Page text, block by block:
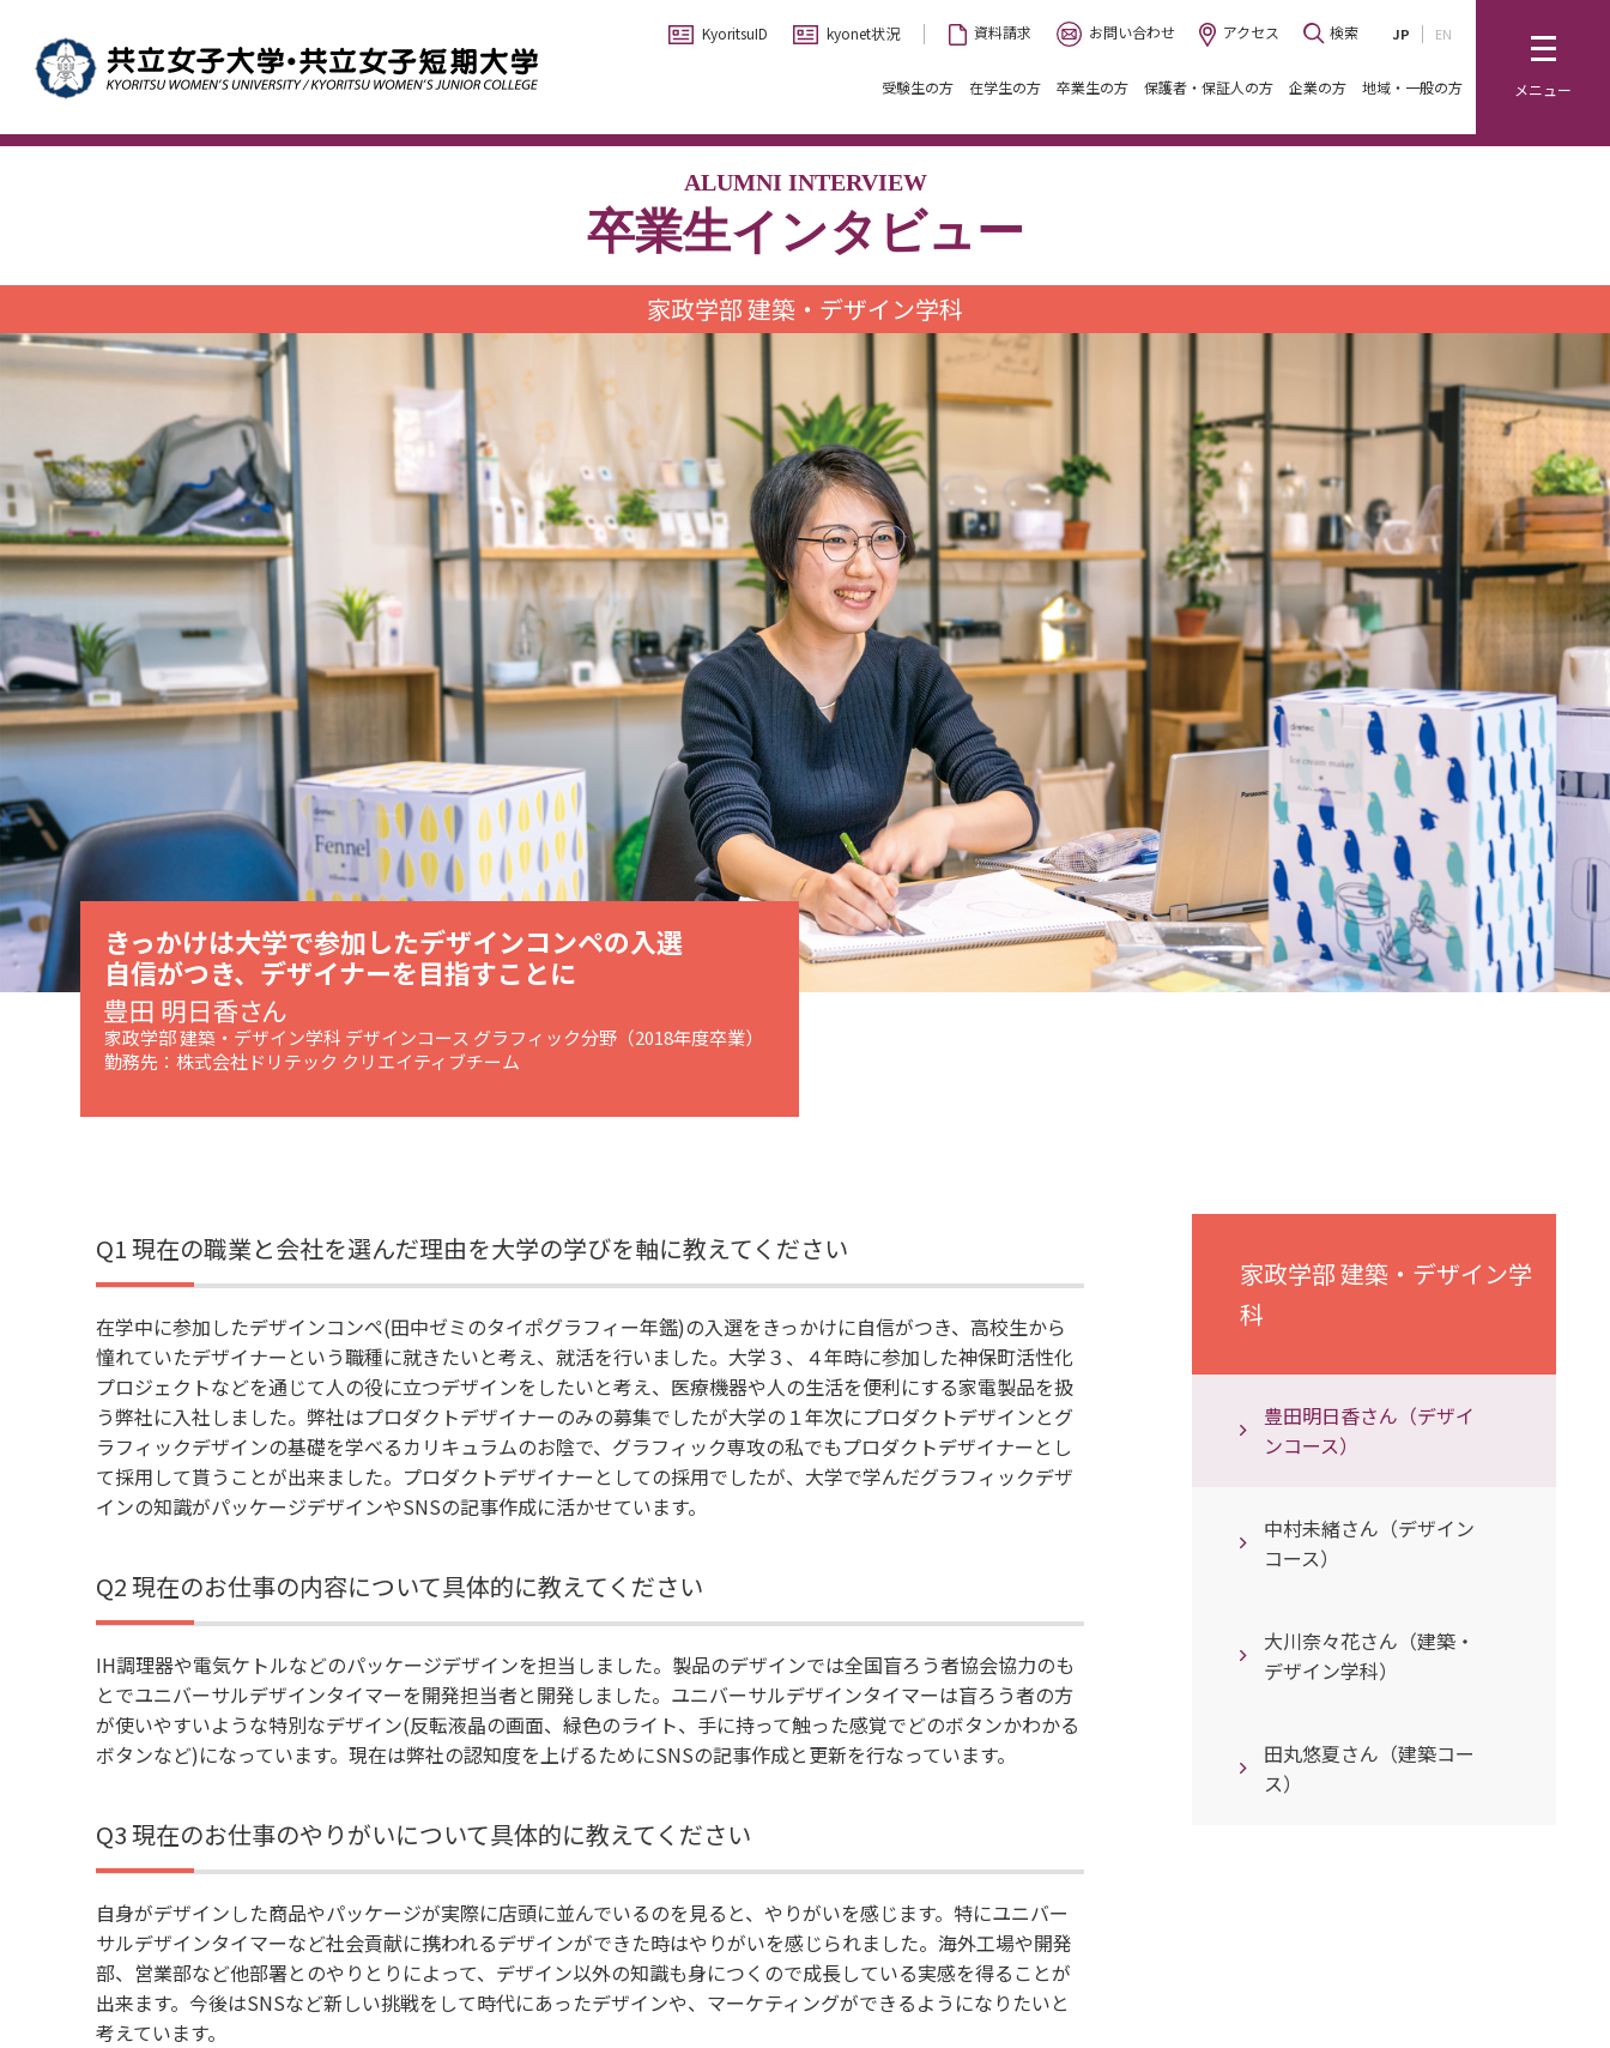
メニュー
検索 JP EN
KyoritsuID kyonet状況 資料請求 お問い合わせ アクセス
受験生の方 在学生の方 卒業生の方 保護者・保証人の方 企業の方 地域・一般の方
ALUMNI INTERVIEW
卒業生インタビュー
家政学部 建築・デザイン学科
きっかけは大学で参加したデザインコンペの入選
自信がつき、デザイナーを目指すことに
家政学部 建築・デザイン学科 デザインコース グラフィック分野（2018年度卒業）
勤務先：株式会社ドリテック クリエイティブチーム
Q1 現在の職業と会社を選んだ理由を大学の学びを軸に教えてください
在学中に参加したデザインコンペ(田中ゼミのタイポグラフィー年鑑)の入選をきっかけに自信がつき、高校生から
憧れていたデザイナーという職種に就きたいと考え、就活を行いました。大学３、４年時に参加した神保町活性化
プロジェクトなどを通じて人の役に立つデザインをしたいと考え、医療機器や人の生活を便利にする家電製品を扱
う弊社に入社しました。弊社はプロダクトデザイナーのみの募集でしたが大学の１年次にプロダクトデザインとグ
ラフィックデザインの基礎を学べるカリキュラムのお陰で、グラフィック専攻の私でもプロダクトデザイナーとし
て採用して貰うことが出来ました。プロダクトデザイナーとしての採用でしたが、大学で学んだグラフィックデザ
インの知識がパッケージデザインやSNSの記事作成に活かせています。
Q2 現在のお仕事の内容について具体的に教えてください
IH調理器や電気ケトルなどのパッケージデザインを担当しました。製品のデザインでは全国盲ろう者協会協力のも
とでユニバーサルデザインタイマーを開発担当者と開発しました。ユニバーサルデザインタイマーは盲ろう者の方
が使いやすいような特別なデザイン(反転液晶の画面、緑色のライト、手に持って触った感覚でどのボタンかわかる
ボタンなど)になっています。現在は弊社の認知度を上げるためにSNSの記事作成と更新を行なっています。
Q3 現在のお仕事のやりがいについて具体的に教えてください
自身がデザインした商品やパッケージが実際に店頭に並んでいるのを見ると、やりがいを感じます。特にユニバー
サルデザインタイマーなど社会貢献に携われるデザインができた時はやりがいを感じられました。海外工場や開発
部、営業部など他部署とのやりとりによって、デザイン以外の知識も身につくので成長している実感を得ることが
出来ます。今後はSNSなど新しい挑戦をして時代にあったデザインや、マーケティングができるようになりたいと
考えています。
家政学部 建築・デザイン学
科
豊田明日香さん（デザイ
ンコース）
中村未緒さん（デザイン
コース）
大川奈々花さん（建築・
デザイン学科）
田丸悠夏さん（建築コー
ス）